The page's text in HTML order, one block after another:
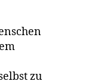
zu